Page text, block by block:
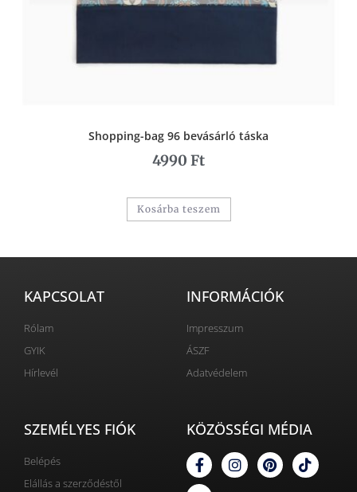
Shopping-bag 96 bevásárló táska
4990 Ft
Kosárba teszem
KAPCSOLAT
Rólam
GYIK
Hírlevél
INFORMÁCIÓK
Impresszum
ÁSZF
Adatvédelem
SZEMÉLYES FIÓK
Belépés
Elállás a szerződéstől
KÖZÖSSÉGI MÉDIA